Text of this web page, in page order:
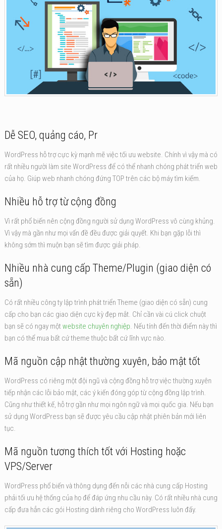
Dễ SEO, quảng cáo, Pr
WordPress hỗ trợ cực kỳ mạnh mẽ việc tối ưu website. Chính vì vậy mà có
rất nhiều người làm site WordPress để có thể nhanh chóng phát triển web
của họ. Giúp web nhanh chóng đứng TOP trên các bộ máy tìm kiếm.
Nhiều hỗ trợ từ cộng đồng
Vì rất phổ biến nên cộng đồng người sử dụng WordPress vô cùng khủng.
Vì vậy mà gần như mọi vấn đề đều được giải quyết. Khi bạn gặp lỗi thì
không sớm thì muộn bạn sẽ tìm được giải pháp.
Nhiều nhà cung cấp Theme/Plugin (giao diện có
sẵn)
Có rất nhiều công ty lập trình phát triển Theme (giao diện có sẵn) cung
cấp cho bạn các giao diện cực kỳ đẹp mắt. Chỉ cần vài cú click chuột
bạn sẽ có ngay mộtwebsite chuyên nghiệp. Nếu tính đến thời điểm này thì
bạn có thể mua bất cứ theme thuộc bất cứ lĩnh vực nào.
Mã nguồn cập nhật thường xuyên, bảo mật tốt
WordPress có riêng một đội ngũ và cộng đồng hỗ trợ việc thường xuyên
tiếp nhận các lỗi bảo mật, các ý kiến đóng góp từ cộng đồng lập trình.
Cũng như thiết kế, hỗ trợ gần như mọi ngôn ngữ và mọi quốc gia. Nếu bạn
sử dụng WordPress bạn sẽ được yêu cầu cập nhật phiên bản mới liên
tục.
Mã nguồn tương thích tốt với Hosting hoặc
VPS/Server
WordPress phổ biến và thông dụng đến nỗi các nhà cung cấp Hosting
phải tối ưu hệ thống của họ để đáp ứng nhu cầu này. Có rất nhiều nhà cung
cấp đưa hẳn các gói Hosting dành riêng cho WordPress luôn đấy.